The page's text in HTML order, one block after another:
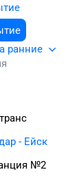
ранние
- Ейск
№2